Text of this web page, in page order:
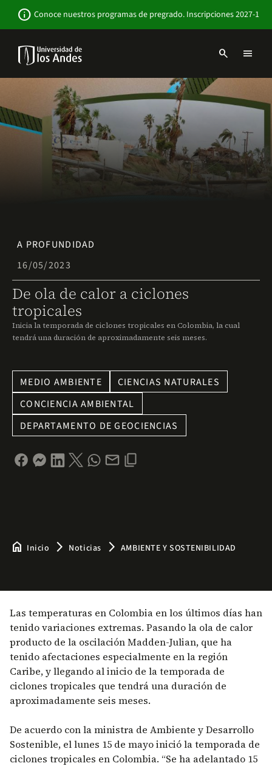
contenido
info Conoce nuestros programas de pregrado. Inscripciones 2027-1
Navbar
Sitio
Institucional
search menu
A PROFUNDIDAD
16/05/2023
De ola de calor a ciclones
tropicales
Inicia la temporada de ciclones tropicales en Colombia, la cual
tendrá una duración de aproximadamente seis meses.
MEDIO AMBIENTE
CIENCIAS NATURALES
CONCIENCIA AMBIENTAL
DEPARTAMENTO DE GEOCIENCIAS
home Inicio arrow_forward_ios Noticias arrow_forward_ios AMBIENTE Y SOSTENIBILIDAD
Las temperaturas en Colombia en los últimos días han
tenido variaciones extremas. Pasando la ola de calor
producto de la oscilación Madden-Julian, que ha
tenido afectaciones especialmente en la región
Caribe, y llegando al inicio de la temporada de
ciclones tropicales que tendrá una duración de
aproximadamente seis meses.
De acuerdo con la ministra de Ambiente y Desarrollo
Sostenible, el lunes 15 de mayo inició la temporada de
ciclones tropicales en Colombia. “Se ha adelantado 15